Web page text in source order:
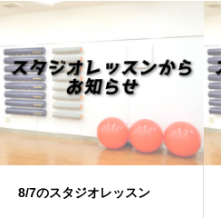
8/6のスタジオレッスン